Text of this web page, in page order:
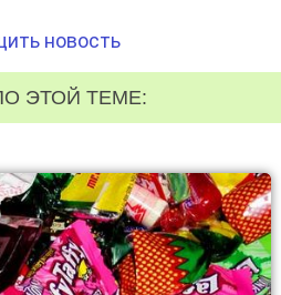
новость
ЭТОЙ ТЕМЕ: